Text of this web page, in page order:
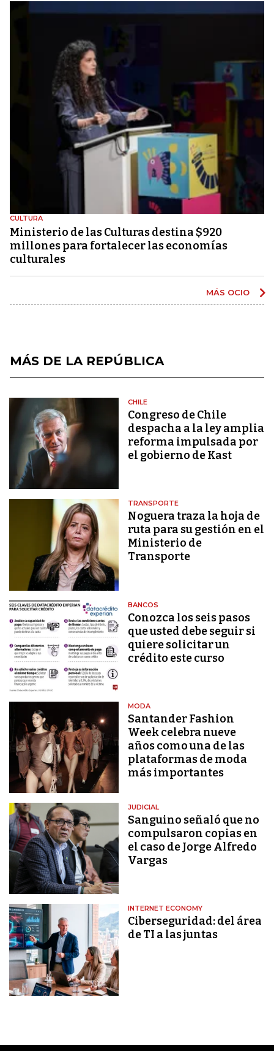
CULTURA
Ministerio de las Culturas destina $920
millones para fortalecer las economías
culturales
MÁS OCIO
MÁS DE LA REPÚBLICA
CHILE
Congreso de Chile
despacha a la ley amplia
reforma impulsada por
el gobierno de Kast
TRANSPORTE
Noguera traza la hoja de
ruta para su gestión en el
Ministerio de
Transporte
BANCOS
Conozca los seis pasos
que usted debe seguir si
quiere solicitar un
crédito este curso
MODA
Santander Fashion
Week celebra nueve
años como una de las
plataformas de moda
más importantes
JUDICIAL
Sanguino señaló que no
compulsaron copias en
el caso de Jorge Alfredo
Vargas
INTERNET ECONOMY
Ciberseguridad: del área
de TI a las juntas